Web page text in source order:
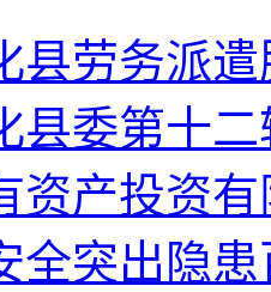
县劳务派
县委第十
资产投资
全突出隐